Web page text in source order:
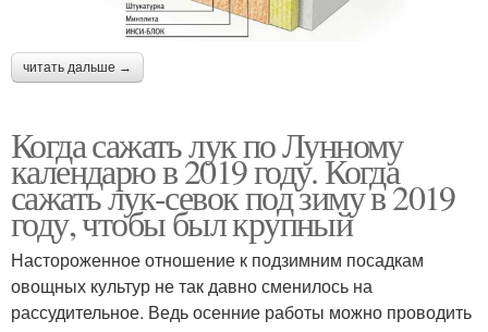
читать дальше →
Когда сажать лук по Лунному
календарю в 2019 году. Когда
сажать лук-севок под зиму в 2019
году, чтобы был крупный
Настороженное отношение к подзимним посадкам
овощных культур не так давно сменилось на
рассудительное. Ведь осенние работы можно проводить